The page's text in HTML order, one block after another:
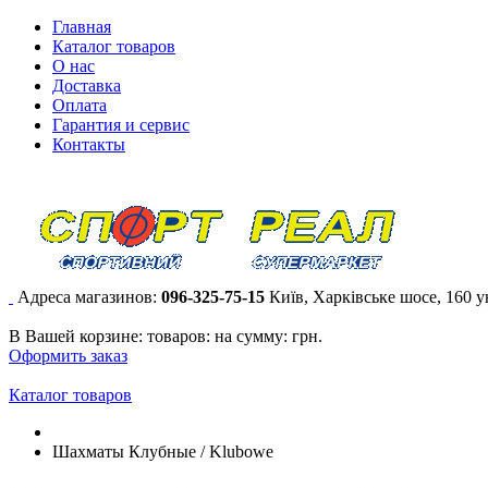
Главная
Каталог товаров
О нас
Доставка
Оплата
Гарантия и сервис
Контакты
Адреса магазинов: 096-325-75-15 Київ, Харківське шосе, 160
В Вашей корзине: товаров: на сумму: грн.
Оформить заказ
Каталог товаров
Шахматы Клубные / Klubowe